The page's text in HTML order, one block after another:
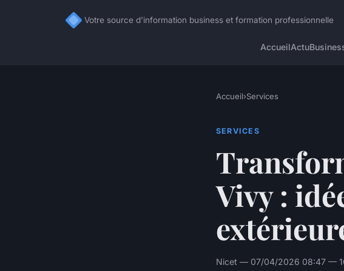
Votre source d'information business et formation professionnelle
AccueilActu
Accueil›Services
SERVICES
Vivy :
Nicet — 07/04/2026 08:47 —